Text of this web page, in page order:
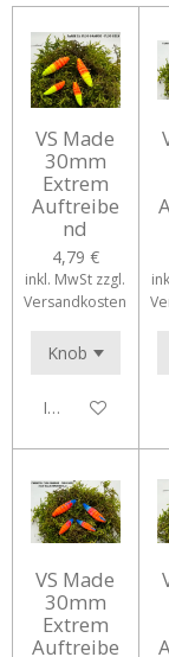
VS Made
30mm
Extrem
Auftreibe
nd
4,79 €
inkl. MwSt zzgl.
Versandkosten
In den
VS Made
30mm
Extrem
Auftreibe